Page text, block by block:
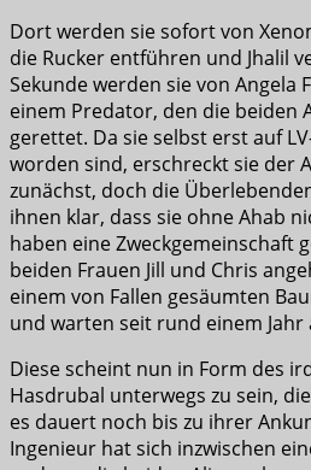
Dort werden sie sofort von
die Rucker entführen und Jhalil
Sekunde werden sie von Angela
einem Predator, den die beiden
gerettet. Da sie selbst erst auf
worden sind, erschreckt sie der
zunächst, doch die
ihnen klar, dass sie ohne Ahab
haben eine Zweckgemeinschaft
beiden Frauen Jill und Chris
einem von Fallen gesäumten
und warten seit rund einem Jahr
Diese scheint nun in Form des
Hasdrubal unterwegs zu sein,
es dauert noch bis zu ihrer
Ingenieur hat sich inzwischen